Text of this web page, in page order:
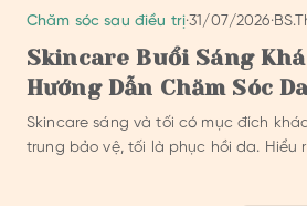
Chăm sóc sau điều trị·31/07/2026·
Skincare Buổi Sáng
Hướng Dẫn Chăm Sóc
Skincare sáng và tối có mục đích
trung bảo vệ, tối là phục hồi da. Hiểu